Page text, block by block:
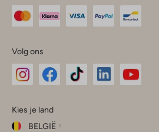
Volg ons
InstagramFacebook
Kies je land
BELGIË